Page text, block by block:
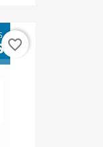
favorite_border